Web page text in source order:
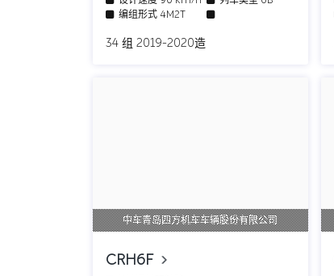
编组形式 4M2T
34 组 2019-2020造
中车青岛四方机车车辆股份有限公司
CRH6F